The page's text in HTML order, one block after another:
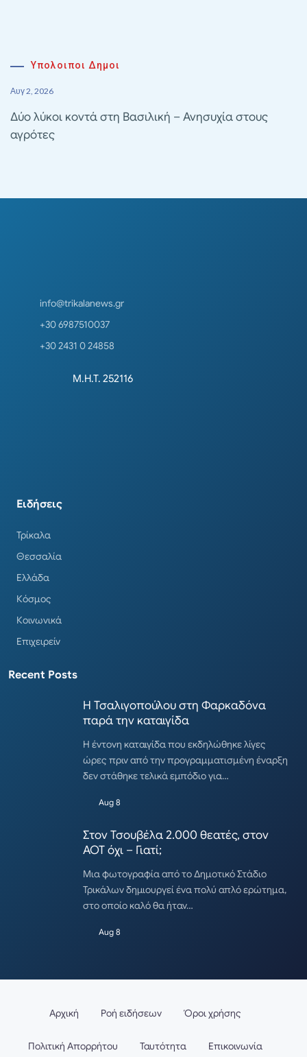
Υπολοιποι Δημοι
Αυγ 2, 2026
Δύο λύκοι κοντά στη Βασιλική – Ανησυχία στους
αγρότες
info@trikalanews.gr
+30 6987510037
+30 2431 0 24858
Μ.Η.Τ. 252116
Ειδήσεις
Τρίκαλα
Θεσσαλία
Ελλάδα
Κόσμος
Κοινωνικά
Επιχειρείν
Recent Posts
Η Τσαλιγοπούλου στη Φαρκαδόνα
παρά την καταιγίδα
Η έντονη καταιγίδα που εκδηλώθηκε λίγες
ώρες πριν από την προγραμματισμένη έναρξη
δεν στάθηκε τελικά εμπόδιο για…
Aug 8
Στον Τσουβέλα 2.000 θεατές, στον
ΑΟΤ όχι – Γιατί;
Μια φωτογραφία από το Δημοτικό Στάδιο
Τρικάλων δημιουργεί ένα πολύ απλό ερώτημα,
στο οποίο καλό θα ήταν…
Aug 8
Αρχική Ροή ειδήσεων Όροι χρήσης
Πολιτική Απορρήτου Ταυτότητα Επικοινωνία